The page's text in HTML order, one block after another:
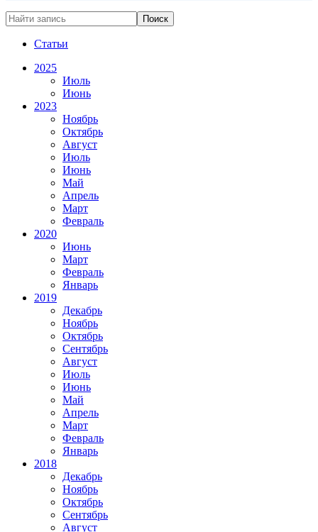
Статьи
2025
Июль
Июнь
2023
Ноябрь
Октябрь
Август
Июль
Июнь
Май
Апрель
Март
Февраль
2020
Июнь
Март
Февраль
Январь
2019
Декабрь
Ноябрь
Октябрь
Сентябрь
Август
Июль
Июнь
Май
Апрель
Март
Февраль
Январь
2018
Декабрь
Ноябрь
Октябрь
Сентябрь
Август